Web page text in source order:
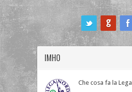
IMHO
Che cosa fa la Lega